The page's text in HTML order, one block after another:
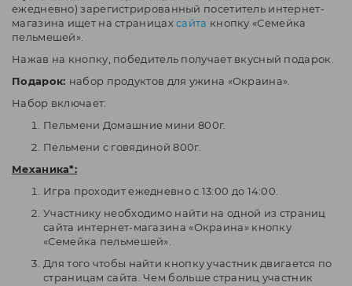
ежедневно) зарегистрированный посетитель интернет-
магазина ищет на страницахсайта кнопку «Семейка
пельмешей».
Нажав на кнопку, победитель получает вкусный подарок.
Подарок: набор продуктов для ужина «Окраина».
Набор включает:
Пельмени Домашние мини 800г.
Пельмени с говядиной 800г.
Механика*:
Игра проходит ежедневно с 13:00 до 14:00.
Участнику необходимо найти на одной из страниц
сайта интернет-магазина «Окраина» кнопку
«Семейка пельмешей».
Для того чтобы найти кнопку участник двигается по
страницам сайта. Чем больше страниц участник